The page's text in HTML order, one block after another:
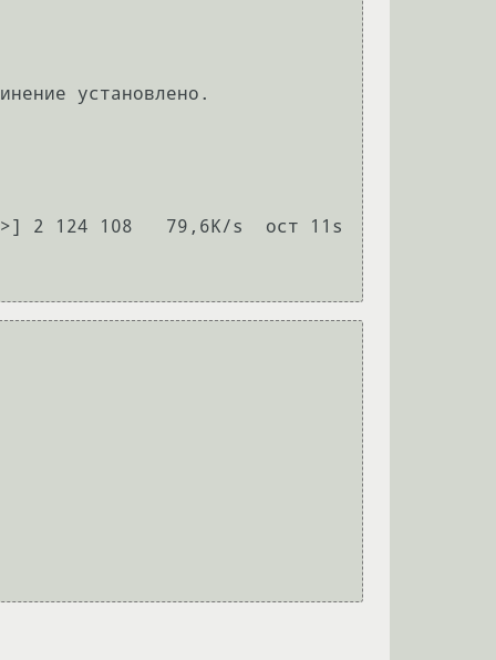
установлено.
2 124 108   79,6K/s  ост 11s